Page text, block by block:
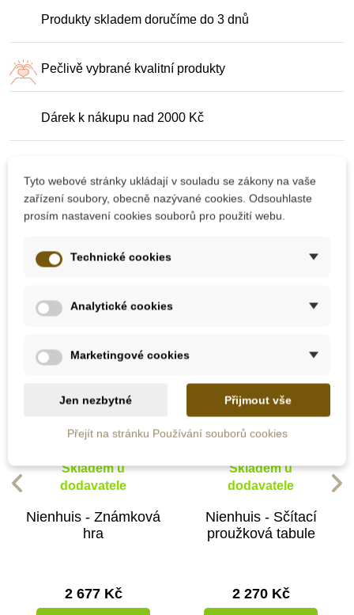
Produkty skladem doručíme do 3 dnů
Pečlivě vybrané kvalitní produkty
Dárek k nákupu nad 2000 Kč
10 dalších produktů ve stejné
kategorii:
Skladem u
dodavatele
Nienhuis - Známková
hra
2 677 Kč
Skladem u
dodavatele
Nienhuis - Sčítací
proužková tabule
2 270 Kč
Tyto webové stránky ukládají v souladu se zákony na vaše
zařízení soubory, obecně nazývané cookies. Odsouhlaste
prosím nastavení cookies souborů pro použití webu.
Technické cookies
Analytické cookies
Marketingové cookies
Jen nezbytné Přijmout vše
Přejít na stránku Používání souborů cookies